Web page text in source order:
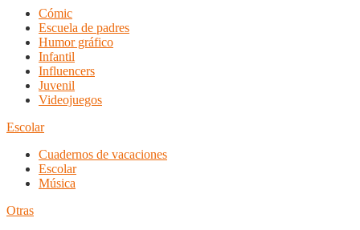
Cómic
Escuela de padres
Humor gráfico
Infantil
Influencers
Juvenil
Videojuegos
Escolar
Cuadernos de vacaciones
Escolar
Música
Otras